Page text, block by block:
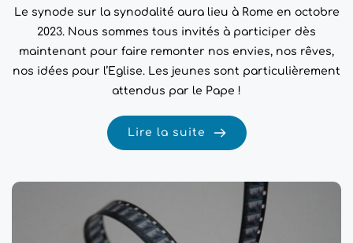
Le synode sur la synodalité aura lieu à Rome en octobre
2023. Nous sommes tous invités à participer dès
maintenant pour faire remonter nos envies, nos rêves,
nos idées pour l’Eglise. Les jeunes sont particulièrement
attendus par le Pape !
Lire la suite